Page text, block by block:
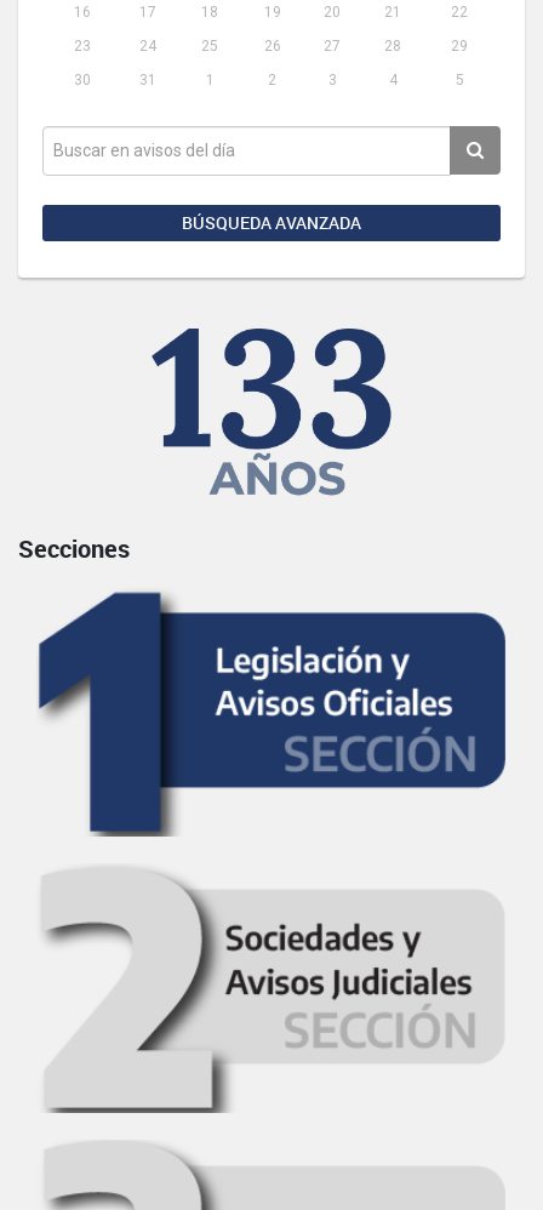
16
17 18 19 20 21
22
23
24 25 26 27 28
29
30
31 1 2 3 4 5
BÚSQUEDA AVANZADA
Secciones